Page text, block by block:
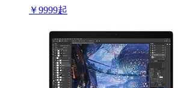
￥9999起